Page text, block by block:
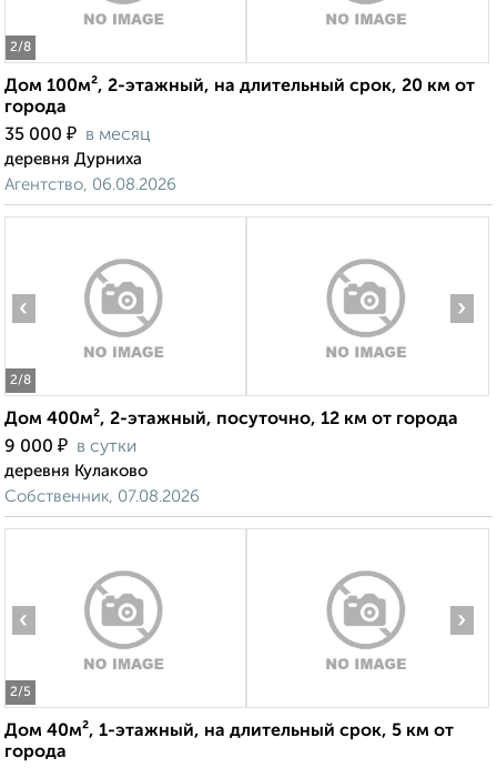
2/8
Дом 100м², 2-этажный, на длительный срок, 20 км от
города
35 000 ₽ в месяц
деревня Дурниха
Агентство, 06.08.2026
2/8
‹ ›
Дом 400м², 2-этажный, посуточно, 12 км от города
9 000 ₽ в сутки
деревня Кулаково
Собственник, 07.08.2026
2/5
‹ ›
Дом 40м², 1-этажный, на длительный срок, 5 км от
города